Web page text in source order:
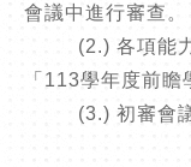
會議中進行審查。
(2.) 各項能力
「113學年度前瞻
(3.) 初審會議